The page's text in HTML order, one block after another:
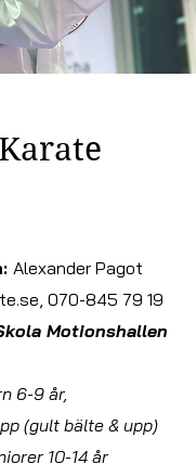
Alexander Pagot
070-845 79 19
Motionshallen
6-9 år,
(gult bälte & upp)
10-14 år